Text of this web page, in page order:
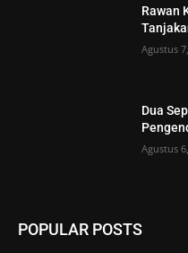
Rawan
Agustus
Dua
Agustus
POPULAR POSTS